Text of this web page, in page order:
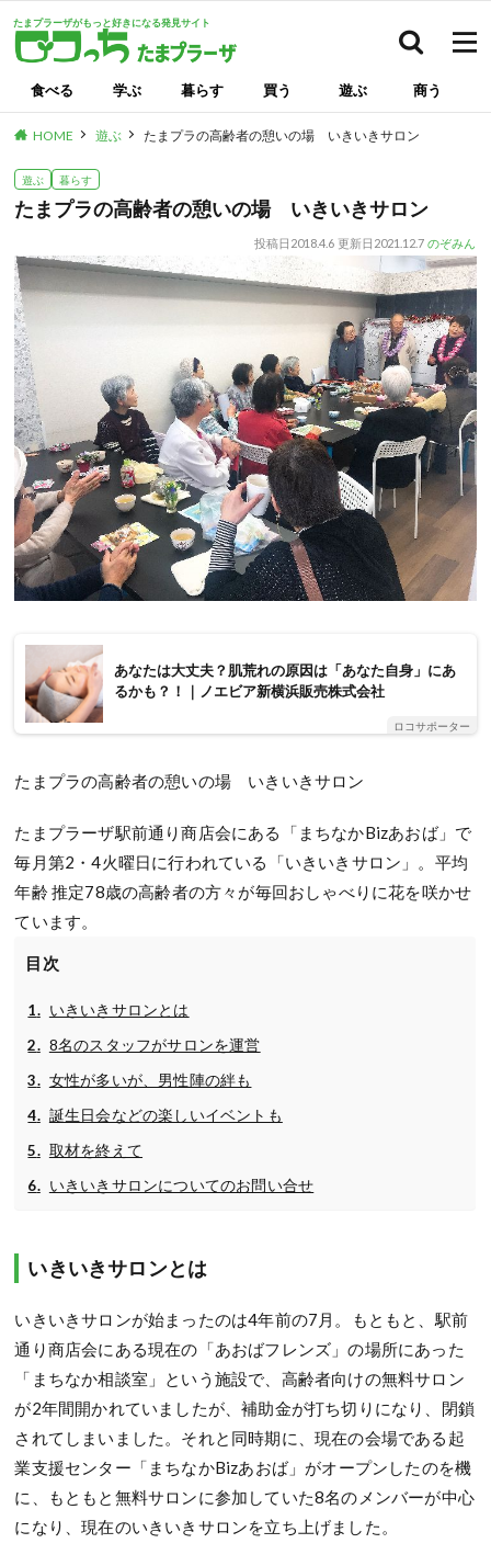
たまプラーザがもっと好きになる発見サイト
食べる 学ぶ 暮らす 買う 遊ぶ 商う
HOME 遊ぶ たまプラの高齢者の憩いの場 いきいきサロン
遊ぶ 暮らす
たまプラの高齢者の憩いの場 いきいきサロン
投稿日 2018.4.6 更新日 2021.12.7 のぞみん
あなたは大丈夫？肌荒れの原因は「あなた自身」にあ
るかも？！｜ノエビア新横浜販売株式会社
ロコサポーター
たまプラの高齢者の憩いの場 いきいきサロン
たまプラーザ駅前通り商店会にある「まちなかBizあおば」で
毎月第2・4火曜日に行われている「いきいきサロン」。平均
年齢 推定78歳の高齢者の方々が毎回おしゃべりに花を咲かせ
ています。
目次
いきいきサロンとは
8名のスタッフがサロンを運営
女性が多いが、男性陣の絆も
誕生日会などの楽しいイベントも
取材を終えて
いきいきサロンについてのお問い合せ
いきいきサロンとは
いきいきサロンが始まったのは4年前の7月。もともと、駅前
通り商店会にある現在の「あおばフレンズ」の場所にあった
「まちなか相談室」という施設で、高齢者向けの無料サロン
が2年間開かれていましたが、補助金が打ち切りになり、閉鎖
されてしまいました。それと同時期に、現在の会場である起
業支援センター「まちなかBizあおば」がオープンしたのを機
に、もともと無料サロンに参加していた8名のメンバーが中心
になり、現在のいきいきサロンを立ち上げました。